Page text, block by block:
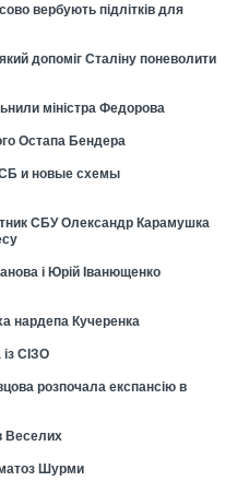
вербують підлітків для
допоміг Сталіну поневолити
міністра Федорова
Остапа Бендера
и новые схемы
СБУ Олександр Карамушка
і Юрій Іванющенко
нардепа Кучеренка
із СІЗО
розпочала експансію в
Веселих
Шурми